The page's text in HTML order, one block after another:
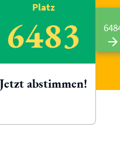
Platz
6483
Jetzt abstimmen!